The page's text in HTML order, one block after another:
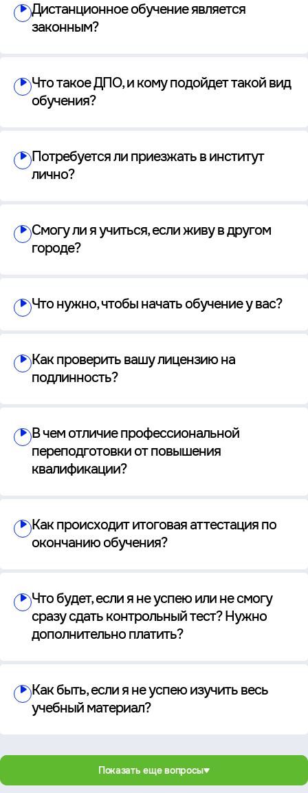
Дистанционное обучение является
законным?
Что такое ДПО, и кому подойдет такой вид
обучения?
Потребуется ли приезжать в институт
лично?
Смогу ли я учиться, если живу в другом
городе?
Что нужно, чтобы начать обучение у вас?
Как проверить вашу лицензию на
подлинность?
В чем отличие профессиональной
переподготовки от повышения
квалификации?
Как происходит итоговая аттестация по
окончанию обучения?
Что будет, если я не успею или не смогу
сразу сдать контрольный тест? Нужно
дополнительно платить?
Как быть, если я не успею изучить весь
учебный материал?
Показать еще вопросы